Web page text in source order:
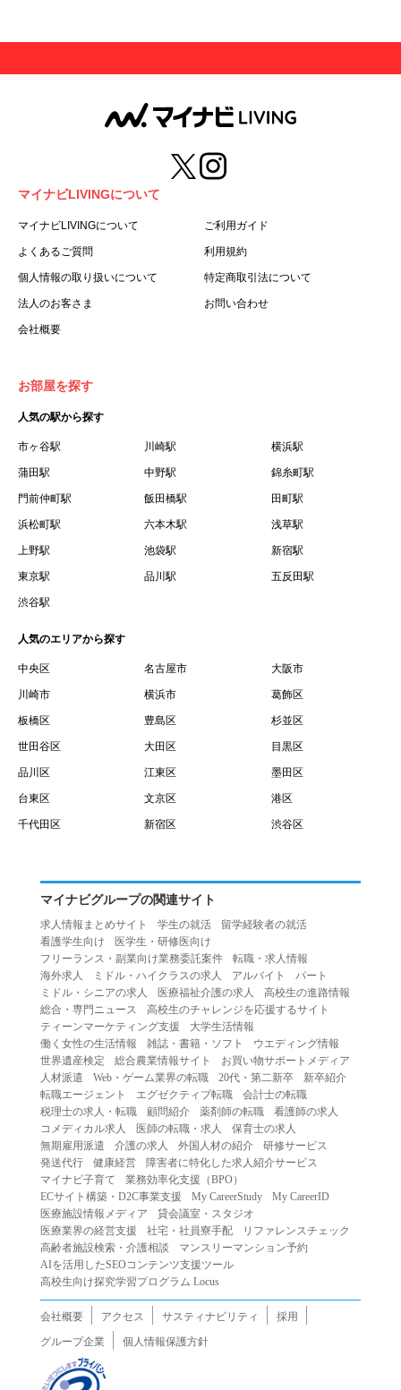
用することはできません。
第３条（用語の定義）
１.「本サ―ビス」とは、第１章第１条で規定する当社が運
営するマイナビLIVINGを意味します。
２.「利用者」とは、第１章第２条に規定する本サービスを
利用する個人を意味します。
３.「本サイト」とは、当社が運営する本サービスに関する
ます。
５.「会員」とは、第２章第１条に基づき会員登録が完了し
た個人を意味します。
録した情報、本サービス利用中に当社が登録を求めた情報
った場合の当該情報を意味します。
７.「本会員制度」とは、会員による本サービスの利用の促
進を目的とした会員制度を意味します。
借契約書およびオプション注文書を意味します。
９.「契約期間開始日」とは、定期建物賃貸借契約（以下
「賃貸借契約」と言います）の開始日のことで、利用者の
賃借権が発生する日を意味します。
するために、選んだ物件を保留することを意味します。
１１.「予約情報」とは、物件を予約するために必要な当社
所定の情報を意味します。物件情報や期間、オプション等
１２.「キャンセル」とは、賃貸借契約締結後から契約期間
開始日前までに、利用者が賃貸借契約を解除することを意
味します。
１３.「中途解約」とは、賃貸借契約期間の途中で、利用者
１.利用者は、本サービスを利用する上で次の各号に定める
とします。
（１）重複、虚偽の情報、または自己以外の情報を登録す
る行為
（２）第三者になりすまして本サービスを利用する行為
（３）当社または第三者の著作権等の知的財産権、プライ
バシー、その他の権利を侵害する行為
（４）当社または第三者を誹謗中傷する行為
（５）当社または第三者に不利益を与える行為
（６）営利を目的とした行為
（７）政治・選挙・宗教活動またはそれらに類する行為
（８）本サービスの運営を妨害する行為
（９）法令違反、犯罪行為、または公序良俗に反する行為
（１０）暴力的な要求行為、または法的な責任を超えた不
当な要求行為
（１１）その他当社が不適切であると判断する行為
２.当社は、前項の定めに該当する行為を行った利用者に対
の提供を停止または中断することができるものとします。
第５条（免責）
１.当社は、本サービスの利用（これらに伴う当社または第
三者の情報提供行為等を含みます）により、利用者に生じ
マイナビLIVINGについて
マイナビLIVINGについて ご利用ガイド
よくあるご質問 利用規約
個人情報の取り扱いについて 特定商取引法について
法人のお客さま お問い合わせ
会社概要
お部屋を探す
人気の駅から探す
市ヶ谷駅 川崎駅 横浜駅
蒲田駅 中野駅 錦糸町駅
門前仲町駅 飯田橋駅 田町駅
浜松町駅 六本木駅 浅草駅
上野駅 池袋駅 新宿駅
東京駅 品川駅 五反田駅
渋谷駅
人気のエリアから探す
中央区 名古屋市 大阪市
川崎市 横浜市 葛飾区
板橋区 豊島区 杉並区
世田谷区 大田区 目黒区
品川区 江東区 墨田区
台東区 文京区 港区
千代田区 新宿区 渋谷区
マイナビグループの関連サイト
求人情報まとめサイト 学生の就活
留学経験者の就活
看護学生向け
医学生・研修医向け
フリーランス・副業向け業務委託案件
転職・求人情報
海外求人
ミドル・ハイクラスの求人 アルバイト
パート
ミドル・シニアの求人
医療福祉介護の求人
高校生の進路情報
総合・専門ニュース
高校生のチャレンジを応援するサイト
ティーンマーケティング支援
大学生活情報
働く女性の生活情報
雑誌・書籍・ソフト
ウエディング情報
世界遺産検定
総合農業情報サイト
お買い物サポートメディア
人材派遣
Web・ゲーム業界の転職 20代・第二新卒
新卒紹介
転職エージェント
エグゼクティブ転職
会計士の転職
税理士の求人・転職
顧問紹介 薬剤師の転職
看護師の求人
コメディカル求人
医師の転職・求人
保育士の求人
無期雇用派遣
介護の求人 外国人材の紹介
研修サービス
発送代行
健康経営
障害者に特化した求人紹介サービス
マイナビ子育て
業務効率化支援（BPO）
ECサイト構築・D2C事業支援
My CareerStudy
My CareerID
医療施設情報メディア
貸会議室・スタジオ
医療業界の経営支援
社宅・社員寮手配
リファレンスチェック
高齢者施設検索・介護相談
マンスリーマンション予約
AIを活用したSEOコンテンツ支援ツール
高校生向け探究学習プログラム Locus
会社概要 アクセス サスティナビリティ
採用
グループ企業
個人情報保護方針